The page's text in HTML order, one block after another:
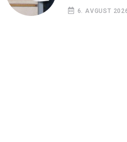
6. AVGUST